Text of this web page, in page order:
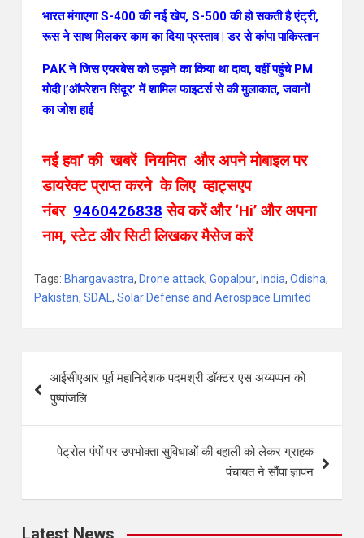
भारत मंगाएगा S-400 की नई खेप, S-500 की हो सकती है एंट्री,
रूस ने साथ मिलकर काम का दिया प्रस्ताव | डर से कांपा पाकिस्तान
PAK ने जिस एयरबेस को उड़ाने का किया था दावा, वहीं पहुंचे PM
मोदी |’ऑपरेशन सिंदूर’ में शामिल फाइटर्स से की मुलाकात, जवानों
का जोश हाई
नई हवा’ की खबरें नियमित और अपने मोबाइल पर
डायरेक्ट प्राप्त करने के लिए व्हाट्सएप
नंबर 9460426838 सेव करें और ‘Hi’ और अपना
नाम, स्टेट और सिटी लिखकर मैसेज करें
Tags: Bhargavastra, Drone attack, Gopalpur, India, Odisha,
Pakistan, SDAL , Solar Defense and Aerospace Limited
आईसीएआर पूर्व महानिदेशक पदमश्री डॉक्टर एस अय्यप्पन को
पुष्पांजलि
पेट्रोल पंपों पर उपभोक्ता सुविधाओं की बहाली को लेकर ग्राहक
पंचायत ने सौंपा ज्ञापन
Latest News